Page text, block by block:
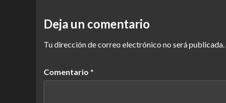
Deja un comentario
Tu dirección de correo electrónico no será publicada.
Comentario *